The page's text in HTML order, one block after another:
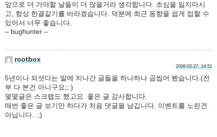
앞으로 더 가야할 날들이 더 많을거라 생각합니다. 초심을 잃지마시
고, 항상 한결같기를 바라겠습니다. 덕분에 최근 동향을 쉽게 접할 수
있어서 너무 좋습니다.
– bughunter –
rootbox
2008-03-27, 14:51
5년이나 되셧다는 말에 지나간 글들을 하나하나 곱씹어 봤습니다.(전
부 다 본건 아니구요;; )
몇몇글은 스크랩도 했고요. 좋은 글 감사합니다.
매번 좋은 글 보기만 하다가 처음 댓글을 남깁니다. 이벤트를 노린건
아닙니다.. ;)